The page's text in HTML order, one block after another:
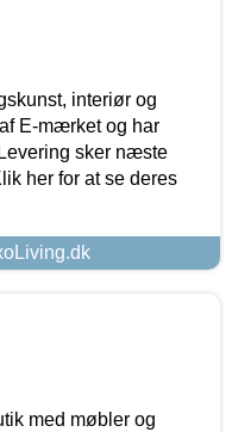
interiør og
E-mærket og har
sker næste
her for at se deres
med møbler og